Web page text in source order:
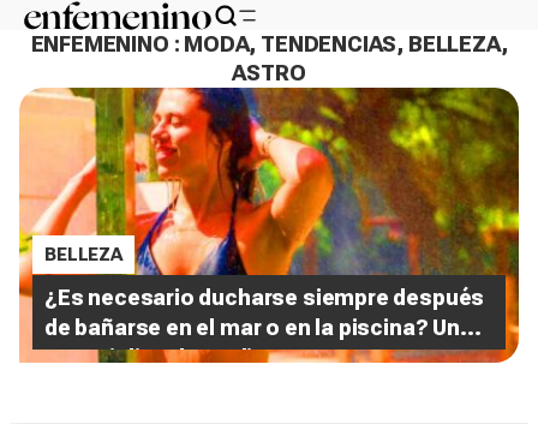
ENFEMENINO : MODA, TENDENCIAS, BELLEZA,
ASTRO
BELLEZA
¿Es necesario ducharse siempre después
de bañarse en el mar o en la piscina? Un
especialista lo explica